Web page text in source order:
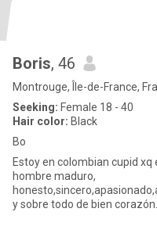
Boris, 46
Montrouge, Île-de-France,
Seeking: Female 18 - 40
Hair color: Black
Bo
Estoy en colombian cupid
hombre maduro,
y sobre todo de bien